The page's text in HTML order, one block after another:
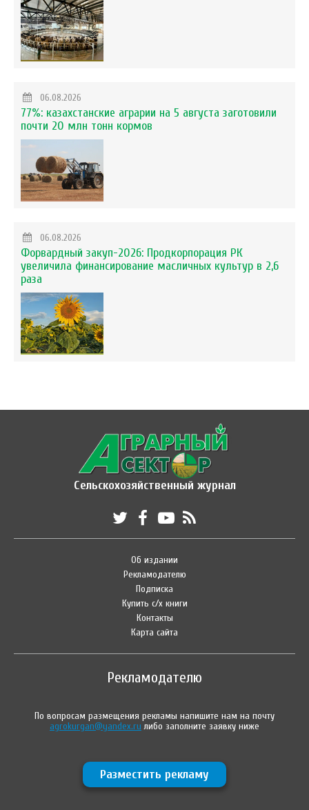
06.08.2026
77%: казахстанские аграрии на 5 августа заготовили
почти 20 млн тонн кормов
06.08.2026
Форвардный закуп-2026: Продкорпорация РК
увеличила финансирование масличных культур в 2,6
раза
Сельскохозяйственный журнал
Об издании
Рекламодателю
Подписка
Купить с/х книги
Контакты
Карта сайта
Рекламодателю
По вопросам размещения рекламы напишите нам на почту
agrokurgan@yandex.ru либо заполните заявку ниже
Разместить рекламу